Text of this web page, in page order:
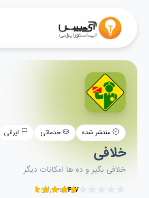
منتشر شده خدماتی ایرانی
خلافی
خلافی بگیر و ده ها امکانات دیگر
۴.۷ (۲۳۵ رأی)